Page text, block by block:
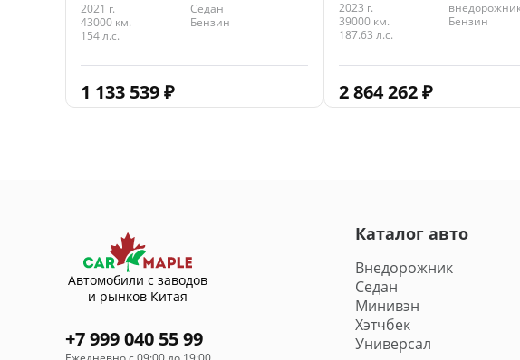
2021 г.
Седан
43000 км.
Бензин
154 л.с.
1 133 539₽
2023 г.
39000 км.
Бензин
187.63 л.с.
2 864 262₽
Автомобили с заводов
и рынков Китая
+7 999 040 55 99
Каталог авто
Внедорожник
Седан
Минивэн
Хэтчбек
Универсал